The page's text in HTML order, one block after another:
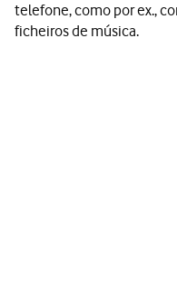
telefone, como por ex.,
ficheiros de música.